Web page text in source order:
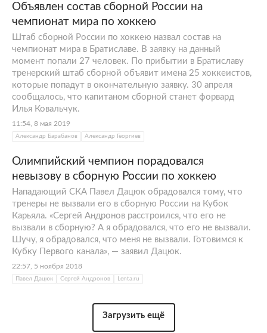
Объявлен состав сборной России на
чемпионат мира по хоккею
Штаб сборной России по хоккею назвал состав на
чемпионат мира в Братиславе. В заявку на данный
момент попали 27 человек. По прибытии в Братиславу
тренерский штаб сборной объявит имена 25 хоккеистов,
которые попадут в окончательную заявку. 30 апреля
сообщалось, что капитаном сборной станет форвард
Илья Ковальчук.
11:54, 8 мая 2019
Александр Барабанов Александр Георгиев
Олимпийский чемпион порадовался
невызову в сборную России по хоккею
Нападающий СКА Павел Дацюк обрадовался тому, что
тренеры не вызвали его в сборную России на Кубок
Карьяла. «Сергей Андронов расстроился, что его не
вызвали в сборную? А я обрадовался, что его не вызвали.
Шучу, я обрадовался, что меня не вызвали. Готовимся к
Кубку Первого канала», — заявил Дацюк.
22:57, 5 ноября 2018
Павел Дацюк Сергей Андронов Lenta.ru
Загрузить ещё